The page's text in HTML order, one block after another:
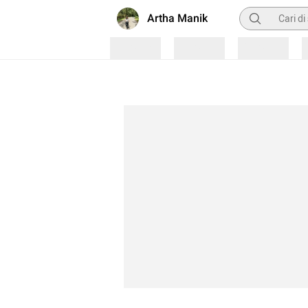
Artha Manik Pencarian